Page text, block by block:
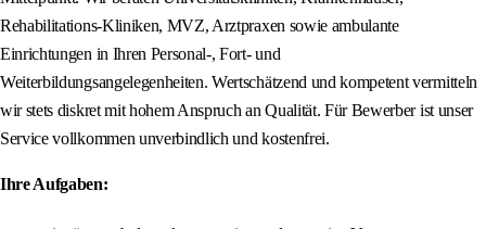
Rehabilitations-Kliniken, MVZ, Arztpraxen sowie ambulante
Einrichtungen in Ihren Personal-, Fort- und
Weiterbildungsangelegenheiten. Wertschätzend und kompetent vermitteln
wir stets diskret mit hohem Anspruch an Qualität. Für Bewerber ist unser
Service vollkommen unverbindlich und kostenfrei.
Ihre Aufgaben: